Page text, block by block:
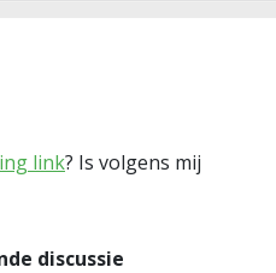
link? Is volgens mij
discussie